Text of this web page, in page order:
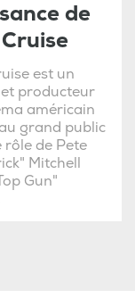
de
est un
producteur
américain
grand public
rôle de Pete
Mitchell
Gun"